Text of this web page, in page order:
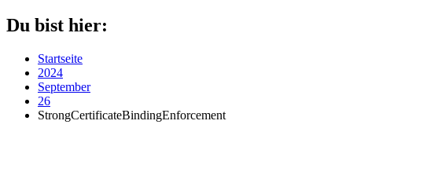
Du bist hier:
Startseite
2024
September
26
StrongCertificateBindingEnforcement